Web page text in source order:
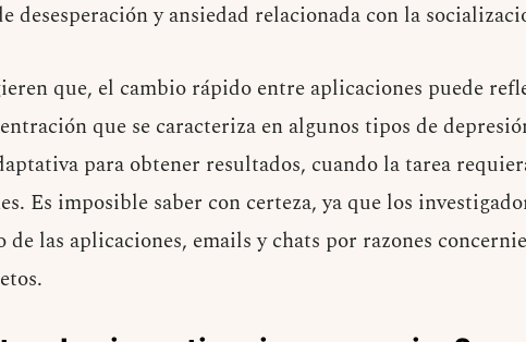
desesperación y ansiedad relacionada con la
que, el cambio rápido entre aplicaciones puede
que se caracteriza en algunos tipos de
para obtener resultados, cuando la tarea
Es imposible saber con certeza, ya que los
las aplicaciones, emails y chats por razones